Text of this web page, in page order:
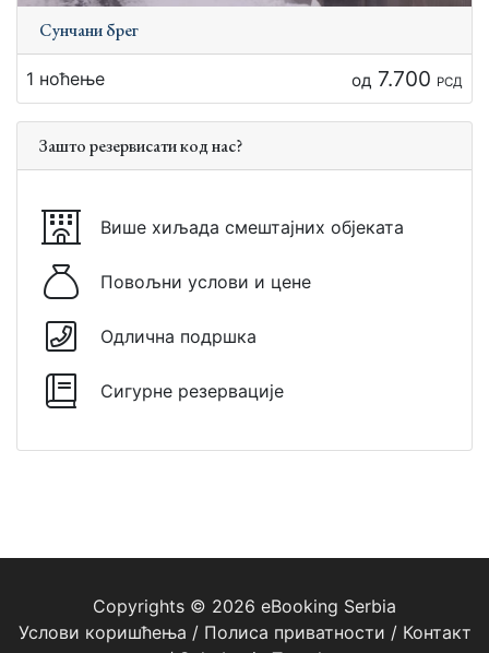
Сунчани брег
1 ноћење од 7.700 РСД
Зашто резервисати код нас?
Више хиљада смештајних објеката
Повољни услови и цене
Одлична подршка
Сигурне резервације
Copyrights © 2026 eBooking Serbia
Услови коришћења / Полиса приватности / Контакт